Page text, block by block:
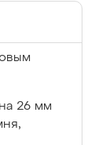
26 мм